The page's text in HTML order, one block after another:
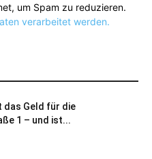
um Spam zu reduzieren.
verarbeitet werden.
das Geld für die
1 – und ist...